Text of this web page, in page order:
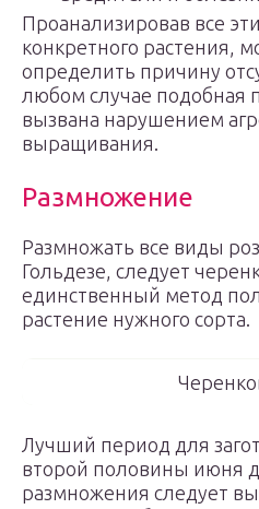
Проанализировав все
конкретного растения,
определить причину
любом случае подобная
вызвана нарушением
выращивания.
Размножение
Размножать все виды
Гольдезе, следует
единственный метод
растение нужного сорта.
Лучший период для
второй половины июня
размножения следует